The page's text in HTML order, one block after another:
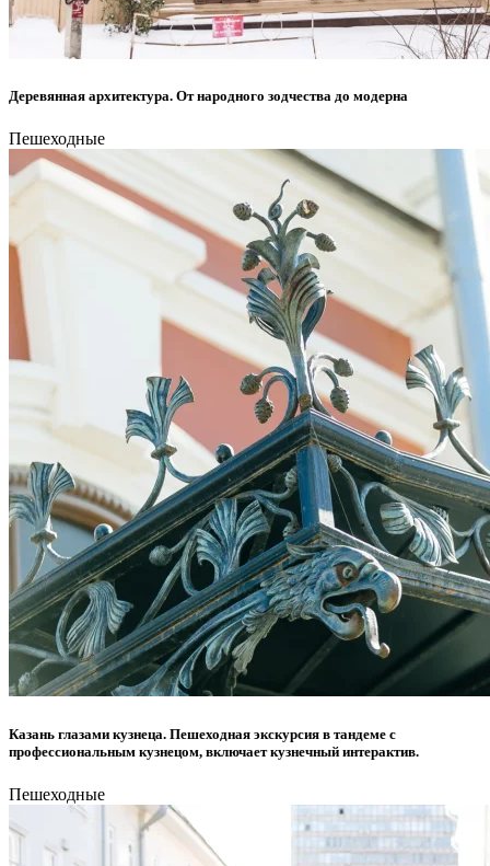
Деревянная архитектура. От народного зодчества до модерна
Пешеходные
Казань глазами кузнеца. Пешеходная экскурсия в тандеме с
профессиональным кузнецом, включает кузнечный интерактив.
Пешеходные